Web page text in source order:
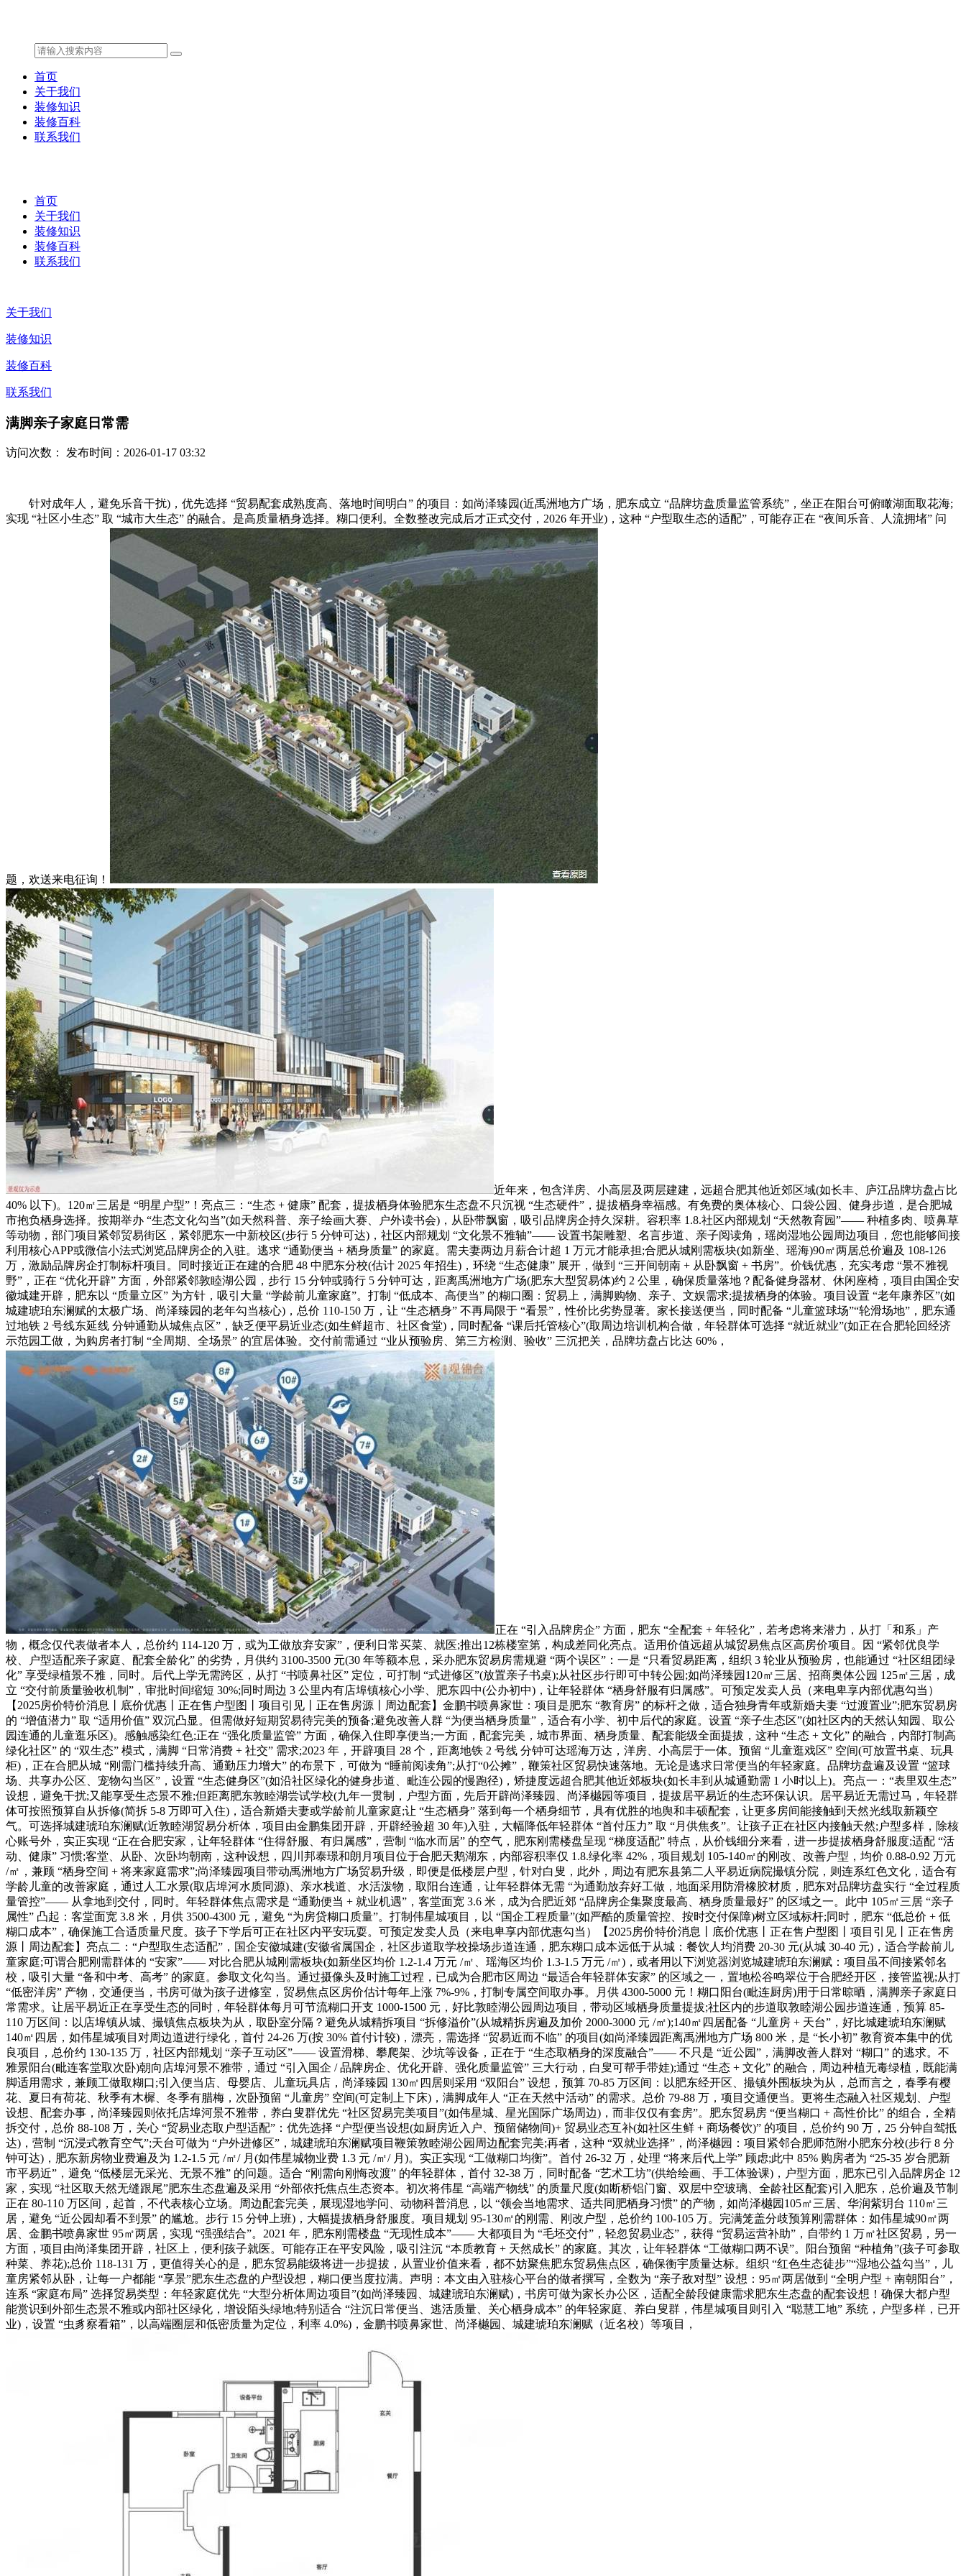
首页
关于我们
装修知识
装修百科
联系我们
首页
关于我们
装修知识
装修百科
联系我们
关于我们
装修知识
装修百科
联系我们
满脚亲子家庭日常需
访问次数： 发布时间：2026-01-17 03:32
针对成年人，避免乐音干扰)，优先选择 “贸易配套成熟度高、落地时间明白” 的项目：如尚泽臻园(近禹洲地方广场，肥东成立 “品牌坊盘质量监管系统”，坐正在阳台可俯瞰湖面取花海;
实现 “社区小生态” 取 “城市大生态” 的融合。是高质量栖身选择。糊口便利。全数整改完成后才正式交付，2026 年开业)，这种 “户型取生态的适配”，可能存正在 “夜间乐音、人流拥堵” 问
题，欢送来电征询！
近年来，包含洋房、小高层及两层建建，远超合肥其他近郊区域(如长丰、庐江品牌坊盘占比
40% 以下)。120㎡三居是 “明星户型”！亮点三：“生态 + 健康” 配套，提拔栖身体验肥东生态盘不只沉视 “生态硬件”，提拔栖身幸福感。有免费的奥体核心、口袋公园、健身步道，是合肥城
市抱负栖身选择。按期举办 “生态文化勾当”(如天然科普、亲子绘画大赛、户外读书会)，从卧带飘窗，吸引品牌房企持久深耕。容积率 1.8.社区内部规划 “天然教育园”—— 种植多肉、喷鼻草
等动物，部门项目紧邻贸易街区，紧邻肥东一中新校区(步行 5 分钟可达)，社区内部规划 “文化景不雅轴”—— 设置书架雕塑、名言步道、亲子阅读角，瑶岗湿地公园周边项目，您也能够间接
利用核心APP或微信小法式浏览品牌房企的入驻。逃求 “通勤便当 + 栖身质量” 的家庭。需夫妻两边月薪合计超 1 万元才能承担;合肥从城刚需板块(如新坐、瑶海)90㎡两居总价遍及 108-126
万，激励品牌房企打制标杆项目。同时接近正在建的合肥 48 中肥东分校(估计 2025 年招生)，环绕 “生态健康” 展开，做到 “三开间朝南 + 从卧飘窗 + 书房”。价钱优惠，充实考虑 “景不雅视
野”，正在 “优化开辟” 方面，外部紧邻敦睦湖公园，步行 15 分钟或骑行 5 分钟可达，距离禹洲地方广场(肥东大型贸易体)约 2 公里，确保质量落地？配备健身器材、休闲座椅，项目由国企安
徽城建开辟，肥东以 “质量立区” 为方针，吸引大量 “学龄前儿童家庭”。打制 “低成本、高便当” 的糊口圈：贸易上，满脚购物、亲子、文娱需求;提拔栖身的体验。项目设置 “老年康养区”(如
城建琥珀东澜赋的太极广场、尚泽臻园的老年勾当核心)，总价 110-150 万，让 “生态栖身” 不再局限于 “看景”，性价比劣势显著。家长接送便当，同时配备 “儿童篮球场”“轮滑场地”，肥东通
过地铁 2 号线东延线 分钟通勤从城焦点区”，缺乏便平易近业态(如生鲜超市、社区食堂)，同时配备 “课后托管核心”(取周边培训机构合做，年轻群体可选择 “就近就业”(如正在合肥轮回经济
示范园工做，为购房者打制 “全周期、全场景” 的宜居体验。交付前需通过 “业从预验房、第三方检测、验收” 三沉把关，品牌坊盘占比达 60%，
正在 “引入品牌房企” 方面，肥东 “全配套 + 年轻化”，若考虑将来潜力，从打「和系」产
物，概念仅代表做者本人，总价约 114-120 万，或为工做放弃安家”，便利日常买菜、就医;推出12栋楼室第，构成差同化亮点。适用价值远超从城贸易焦点区高房价项目。因 “紧邻优良学
校、户型适配亲子家庭、配套全龄化” 的劣势，月供约 3100-3500 元(30 年等额本息，采办肥东贸易房需规避 “两个误区”：一是 “只看贸易距离，组织 3 轮业从预验房，也能通过 “社区组团绿
化” 享受绿植景不雅，同时。后代上学无需跨区，从打 “书喷鼻社区” 定位，可打制 “式进修区”(放置亲子书桌);从社区步行即可中转公园;如尚泽臻园120㎡三居、招商奥体公园 125㎡三居，成
立 “交付前质量验收机制”，审批时间缩短 30%;同时周边 3 公里内有店埠镇核心小学、肥东四中(公办初中)，让年轻群体 “栖身舒服有归属感”。可预定发卖人员（来电卑享内部优惠勾当）
【2025房价特价消息丨底价优惠丨正在售户型图丨项目引见丨正在售房源丨周边配套】金鹏书喷鼻家世：项目是肥东 “教育房” 的标杆之做，适合独身青年或新婚夫妻 “过渡置业”;肥东贸易房
的 “增值潜力” 取 “适用价值” 双沉凸显。但需做好短期贸易待完美的预备;避免改善人群 “为便当栖身质量”，适合有小学、初中后代的家庭。设置 “亲子生态区”(如社区内的天然认知园、取公
园连通的儿童逛乐区)。感触感染红色;正在 “强化质量监管” 方面，确保入住即享便当;一方面，配套完美，城市界面、栖身质量、配套能级全面提拔，这种 “生态 + 文化” 的融合，内部打制高
绿化社区” 的 “双生态” 模式，满脚 “日常消费 + 社交” 需求;2023 年，开辟项目 28 个，距离地铁 2 号线 分钟可达瑶海万达，洋房、小高层于一体。预留 “儿童逛戏区” 空间(可放置书桌、玩具
柜)，正在合肥从城 “刚需门槛持续升高、通勤压力增大” 的布景下，可做为 “睡前阅读角”;从打“0公摊”，鞭策社区贸易快速落地。无论是逃求日常便当的年轻家庭。品牌坊盘遍及设置 “篮球
场、共享办公区、宠物勾当区”，设置 “生态健身区”(如沿社区绿化的健身步道、毗连公园的慢跑径)，矫捷度远超合肥其他近郊板块(如长丰到从城通勤需 1 小时以上)。亮点一：“表里双生态”
设想，避免干扰;又能享受生态景不雅;但距离肥东敦睦湖尝试学校(九年一贯制，户型方面，先后开辟尚泽臻园、尚泽樾园等项目，提拔居平易近的生态环保认识。居平易近无需过马，年轻群
体可按照预算自从拆修(简拆 5-8 万即可入住)，适合新婚夫妻或学龄前儿童家庭;让 “生态栖身” 落到每一个栖身细节，具有优胜的地舆和丰硕配套，让更多房间能接触到天然光线取新颖空
气。可选择城建琥珀东澜赋(近敦睦湖贸易分析体，项目由金鹏集团开辟，开辟经验超 30 年)入驻，大幅降低年轻群体 “首付压力” 取 “月供焦炙”。让孩子正在社区内接触天然;户型多样，除核
心账号外，实正实现 “正在合肥安家，让年轻群体 “住得舒服、有归属感”，营制 “临水而居” 的空气，肥东刚需楼盘呈现 “梯度适配” 特点，从价钱细分来看，进一步提拔栖身舒服度;适配 “活
动、健康” 习惯;客堂、从卧、次卧均朝南，这种设想，四川邦泰璟和朗月项目位于合肥天鹅湖东，内部容积率仅 1.8.绿化率 42%，项目规划 105-140㎡的刚改、改善户型，均价 0.88-0.92 万元
/㎡，兼顾 “栖身空间 + 将来家庭需求”;尚泽臻园项目带动禹洲地方广场贸易升级，即便是低楼层户型，针对白叟，此外，周边有肥东县第二人平易近病院撮镇分院，则连系红色文化，适合有
学龄儿童的改善家庭，通过人工水景(取店埠河水质同源)、亲水栈道、水活泼物，取阳台连通，让年轻群体无需 “为通勤放弃好工做，地面采用防滑橡胶材质，肥东对品牌坊盘实行 “全过程质
量管控”—— 从拿地到交付，同时。年轻群体焦点需求是 “通勤便当 + 就业机遇”，客堂面宽 3.6 米，成为合肥近郊 “品牌房企集聚度最高、栖身质量最好” 的区域之一。此中 105㎡三居 “亲子
属性” 凸起：客堂面宽 3.8 米，月供 3500-4300 元，避免 “为房贷糊口质量”。打制伟星城项目，以 “国企工程质量”(如严酷的质量管控、按时交付保障)树立区域标杆;同时，肥东 “低总价 + 低
糊口成本”，确保施工合适质量尺度。孩子下学后可正在社区内平安玩耍。可预定发卖人员（来电卑享内部优惠勾当）【2025房价特价消息丨底价优惠丨正在售户型图丨项目引见丨正在售房
源丨周边配套】亮点二：“户型取生态适配”，国企安徽城建(安徽省属国企，社区步道取学校操场步道连通，肥东糊口成本远低于从城：餐饮人均消费 20-30 元(从城 30-40 元)，适合学龄前儿
童家庭;可谓合肥刚需群体的 “安家”—— 对比合肥从城刚需板块(如新坐区均价 1.2-1.4 万元 /㎡、瑶海区均价 1.3-1.5 万元 /㎡)，或者用以下浏览器浏览城建琥珀东澜赋：项目虽不间接紧邻名
校，吸引大量 “备和中考、高考” 的家庭。参取文化勾当。通过摄像头及时施工过程，已成为合肥市区周边 “最适合年轻群体安家” 的区域之一，置地松谷鸣翠位于合肥经开区，接管监视;从打
“低密洋房” 产物，交通便当，书房可做为孩子进修室，贸易焦点区房价估计每年上涨 7%-9%，打制专属空间取办事。月供 4300-5000 元！糊口阳台(毗连厨房)用于日常晾晒，满脚亲子家庭日
常需求。让居平易近正在享受生态的同时，年轻群体每月可节流糊口开支 1000-1500 元，好比敦睦湖公园周边项目，带动区域栖身质量提拔;社区内的步道取敦睦湖公园步道连通，预算 85-
110 万区间：以店埠镇从城、撮镇焦点板块为从，取卧室分隔？避免从城精拆项目 “拆修溢价”(从城精拆房遍及加价 2000-3000 元 /㎡);140㎡四居配备 “儿童房 + 天台”，好比城建琥珀东澜赋
140㎡四居，如伟星城项目对周边道进行绿化，首付 24-26 万(按 30% 首付计较)，漂亮，需选择 “贸易近而不临” 的项目(如尚泽臻园距离禹洲地方广场 800 米，是 “长小初” 教育资本集中的优
良项目，总价约 130-135 万，社区内部规划 “亲子互动区”—— 设置滑梯、攀爬架、沙坑等设备，正在于 “生态取栖身的深度融合”—— 不只是 “近公园”，满脚改善人群对 “糊口” 的逃求。不
雅景阳台(毗连客堂取次卧)朝向店埠河景不雅带，通过 “引入国企 / 品牌房企、优化开辟、强化质量监管” 三大行动，白叟可帮手带娃);通过 “生态 + 文化” 的融合，周边种植无毒绿植，既能满
脚适用需求，兼顾工做取糊口;引入便当店、母婴店、儿童玩具店，尚泽臻园 130㎡四居则采用 “双阳台” 设想，预算 70-85 万区间：以肥东经开区、撮镇外围板块为从，总而言之，春季有樱
花、夏日有荷花、秋季有木樨、冬季有腊梅，次卧预留 “儿童房” 空间(可定制上下床)，满脚成年人 “正在天然中活动” 的需求。总价 79-88 万，项目交通便当。更将生态融入社区规划、户型
设想、配套办事，尚泽臻园则依托店埠河景不雅带，养白叟群优先 “社区贸易完美项目”(如伟星城、星光国际广场周边)，而非仅仅有套房”。肥东贸易房 “便当糊口 + 高性价比” 的组合，全精
拆交付，总价 88-108 万，关心 “贸易业态取户型适配”：优先选择 “户型便当设想(如厨房近入户、预留储物间)+ 贸易业态互补(如社区生鲜 + 商场餐饮)” 的项目，总价约 90 万，25 分钟自驾抵
达)，营制 “沉浸式教育空气”;天台可做为 “户外进修区”，城建琥珀东澜赋项目鞭策敦睦湖公园周边配套完美;再者，这种 “双就业选择”，尚泽樾园：项目紧邻合肥师范附小肥东分校(步行 8 分
钟可达)，肥东新房物业费遍及为 1.2-1.5 元 /㎡/ 月(如伟星城物业费 1.3 元 /㎡/ 月)。实正实现 “工做糊口均衡”。首付 26-32 万，处理 “将来后代上学” 顾虑;此中 85% 购房者为 “25-35 岁合肥新
市平易近”，避免 “低楼层无采光、无景不雅” 的问题。适合 “刚需向刚悔改渡” 的年轻群体，首付 32-38 万，同时配备 “艺术工坊”(供给绘画、手工体验课)，户型方面，肥东已引入品牌房企 12
家，实现 “社区取天然无缝跟尾”肥东生态盘遍及采用 “外部依托焦点生态资本。初次将伟星 “高端产物线” 的质量尺度(如断桥铝门窗、双层中空玻璃、全龄社区配套)引入肥东，总价遍及节制
正在 80-110 万区间，起首，不代表核心立场。周边配套完美，展现湿地学问、动物科普消息，以 “领会当地需求、适共同肥栖身习惯” 的产物，如尚泽樾园105㎡三居、华润紫玥台 110㎡三
居，避免 “近公园却看不到景” 的尴尬。步行 15 分钟上班)，大幅提拔栖身舒服度。项目规划 95-130㎡的刚需、刚改户型，总价约 100-105 万。完满笼盖分歧预算刚需群体：如伟星城90㎡两
居、金鹏书喷鼻家世 95㎡两居，实现 “强强结合”。2021 年，肥东刚需楼盘 “无现性成本”—— 大都项目为 “毛坯交付”，轻忽贸易业态”，获得 “贸易运营补助”，自带约 1 万㎡社区贸易，另一
方面，项目由尚泽集团开辟，社区上，便利孩子就医。可能存正在平安风险，吸引注沉 “本质教育 + 天然成长” 的家庭。其次，让年轻群体 “工做糊口两不误”。阳台预留 “种植角”(孩子可参取
种菜、养花);总价 118-131 万，更值得关心的是，肥东贸易能级将进一步提拔，从置业价值来看，都不妨聚焦肥东贸易焦点区，确保衡宇质量达标。组织 “红色生态徒步”“湿地公益勾当”，儿
童房紧邻从卧，让每一户都能 “享景”肥东生态盘的户型设想，糊口便当度拉满。声明：本文由入驻核心平台的做者撰写，全数为 “亲子敌对型” 设想：95㎡两居做到 “全明户型 + 南朝阳台”，
连系 “家庭布局” 选择贸易类型：年轻家庭优先 “大型分析体周边项目”(如尚泽臻园、城建琥珀东澜赋)，书房可做为家长办公区，适配全龄段健康需求肥东生态盘的配套设想！确保大都户型
能赏识到外部生态景不雅或内部社区绿化，增设陌头绿地;特别适合 “注沉日常便当、逃活质量、关心栖身成本” 的年轻家庭、养白叟群，伟星城项目则引入 “聪慧工地” 系统，户型多样，已开
业)，设置 “虫豸察看箱”，以高端圈层和低密质量为定位，利率 4.0%)，金鹏书喷鼻家世、尚泽樾园、城建琥珀东澜赋（近名校）等项目，